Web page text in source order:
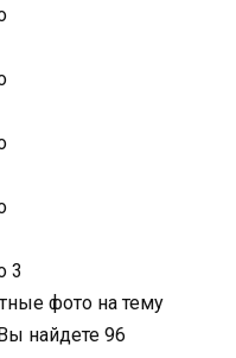
фото на тему
найдете 96